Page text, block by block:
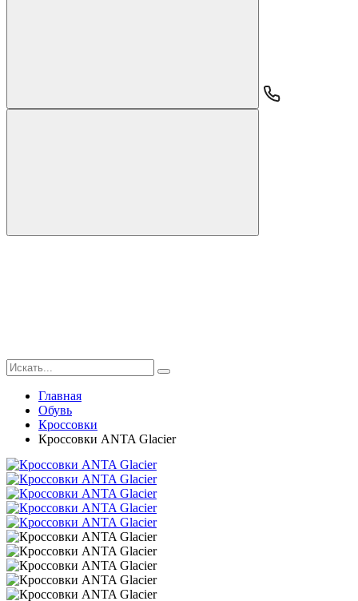
Главная
Обувь
Кроссовки
Кроссовки ANTA Glacier